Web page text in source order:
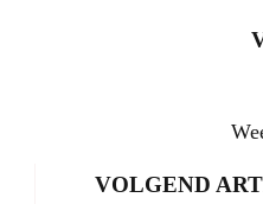
VOLGEND